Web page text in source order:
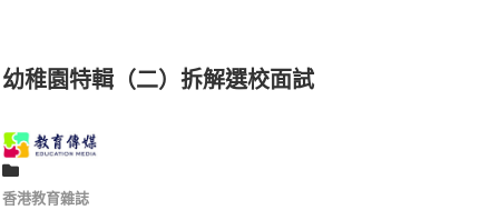
幼稚園特輯（二）拆解選校面試
香港教育雜誌